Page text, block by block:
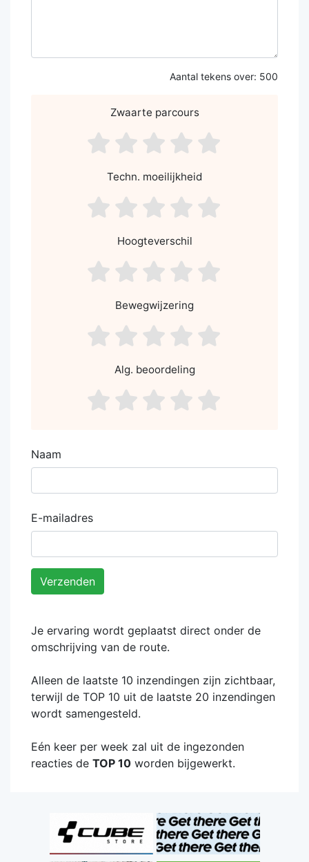
Aantal tekens over: 500
Zwaarte parcours
asdf4
asdf3
asdf2
asdf1
Techn. moeilijkheid
asdf4
asdf3
asdf2
asdf1
Hoogteverschil
asdf4
asdf3
asdf2
asdf1
Bewegwijzering
asdf4
asdf3
asdf2
asdf1
Alg. beoordeling
asdf4
asdf3
asdf2
asdf1
Naam
E-mailadres
Verzenden
Je ervaring wordt geplaatst direct onder de
omschrijving van de route.
Alleen de laatste 10 inzendingen zijn zichtbaar,
terwijl de TOP 10 uit de laatste 20 inzendingen
wordt samengesteld.
Eén keer per week zal uit de ingezonden
reacties de TOP 10 worden bijgewerkt.